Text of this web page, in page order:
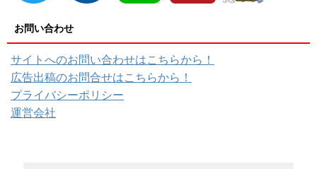
お問い合わせ
サイトへのお問い合わせはこちらから！
広告出稿のお問合せはこちらから！
プライバシーポリシー
運営会社